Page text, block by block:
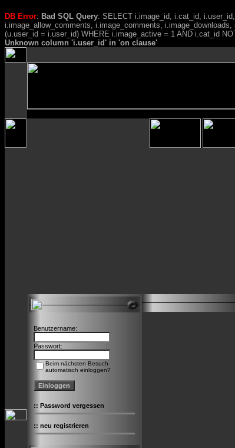
DB Error: Bad SQL Query: SELECT i.image_id, i.cat_id,
i.image_allow_comments, i.image_comments,
(u.user_id = i.user_id) WHERE i.image_active = 1 AND i.cat_id
Unknown column 'i.user_id' in 'on clause'
Benutzername:
Passwort:
Beim nächsten Besuch
automatisch einloggen?
:: Password vergessen
:: neu registrieren